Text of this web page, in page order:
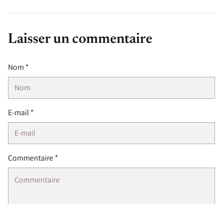
Laisser un commentaire
Nom *
E-mail *
Commentaire *